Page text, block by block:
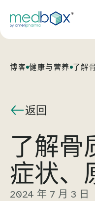
博客 健康与营养 了解
返回
了解骨
症状、
2024 年 7 月 3 日